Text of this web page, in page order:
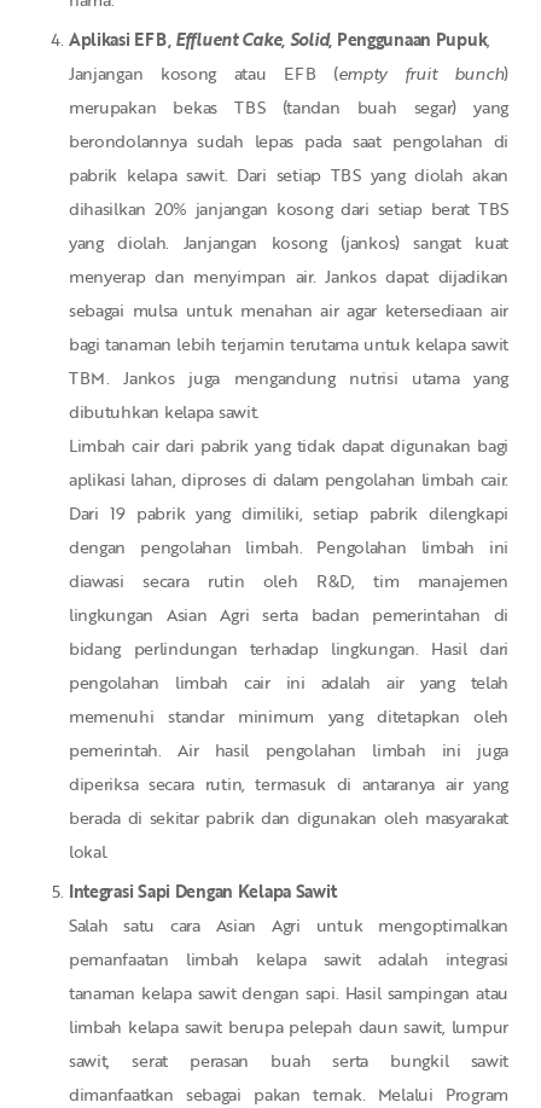
Aplikasi EFB,Effluent Cake, Solid, Penggunaan Pupuk,
Janjangan kosong atau EFB (empty fruit bunch)
merupakan bekas TBS (tandan buah segar) yang
berondolannya sudah lepas pada saat pengolahan di
pabrik kelapa sawit. Dari setiap TBS yang diolah akan
dihasilkan 20% janjangan kosong dari setiap berat TBS
yang diolah. Janjangan kosong (jankos) sangat kuat
menyerap dan menyimpan air. Jankos dapat dijadikan
sebagai mulsa untuk menahan air agar ketersediaan air
bagi tanaman lebih terjamin terutama untuk kelapa sawit
TBM. Jankos juga mengandung nutrisi utama yang
dibutuhkan kelapa sawit.
Limbah cair dari pabrik yang tidak dapat digunakan bagi
aplikasi lahan, diproses di dalam pengolahan limbah cair.
Dari 19 pabrik yang dimiliki, setiap pabrik dilengkapi
dengan pengolahan limbah. Pengolahan limbah ini
diawasi secara rutin oleh R&D, tim manajemen
lingkungan Asian Agri serta badan pemerintahan di
bidang perlindungan terhadap lingkungan. Hasil dari
pengolahan limbah cair ini adalah air yang telah
memenuhi standar minimum yang ditetapkan oleh
pemerintah. Air hasil pengolahan limbah ini juga
diperiksa secara rutin, termasuk di antaranya air yang
berada di sekitar pabrik dan digunakan oleh masyarakat
lokal.
Integrasi Sapi Dengan Kelapa Sawit
Salah satu cara Asian Agri untuk mengoptimalkan
pemanfaatan limbah kelapa sawit adalah integrasi
tanaman kelapa sawit dengan sapi. Hasil sampingan atau
limbah kelapa sawit berupa pelepah daun sawit, lumpur
sawit, serat perasan buah serta bungkil sawit
dimanfaatkan sebagai pakan ternak. Melalui Program